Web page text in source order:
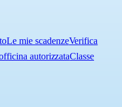
Le mie scadenzeVerifica
autorizzataClasse